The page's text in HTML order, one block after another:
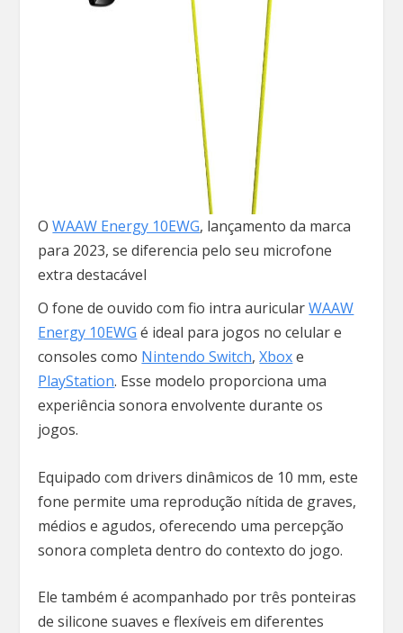
OWAAW Energy 10EWG, lançamento da marca
para 2023, se diferencia pelo seu microfone
extra destacável
O fone de ouvido com fio intra auricularWAAW
Energy 10EWG é ideal para jogos no celular e
consoles como Nintendo Switch,Xboxe
PlayStation. Esse modelo proporciona uma
experiência sonora envolvente durante os
jogos.
Equipado com drivers dinâmicos de 10 mm, este
fone permite uma reprodução nítida de graves,
médios e agudos, oferecendo uma percepção
sonora completa dentro do contexto do jogo.
Ele também é acompanhado por três ponteiras
de silicone suaves e flexíveis em diferentes